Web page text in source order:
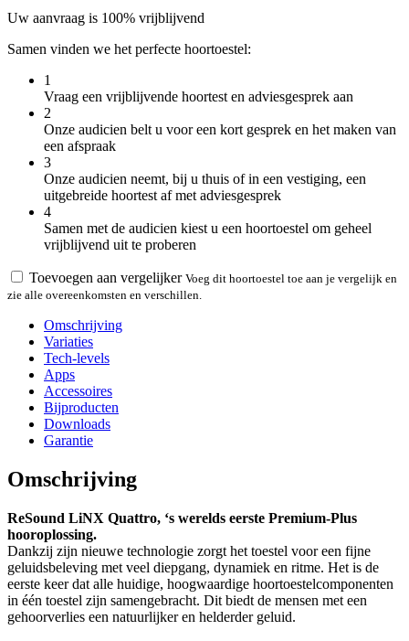
Uw aanvraag is 100% vrijblijvend
Samen vinden we het perfecte hoortoestel:
1
Vraag een vrijblijvende hoortest en adviesgesprek aan
2
Onze audicien belt u voor een kort gesprek en het maken van
een afspraak
3
Onze audicien neemt, bij u thuis of in een vestiging, een
uitgebreide hoortest af met adviesgesprek
4
Samen met de audicien kiest u een hoortoestel om geheel
vrijblijvend uit te proberen
Toevoegen aan vergelijker Voeg dit hoortoestel toe aan je vergelijk en
zie alle overeenkomsten en verschillen.
Omschrijving
Variaties
Tech-levels
Apps
Accessoires
Bijproducten
Downloads
Garantie
Omschrijving
ReSound LiNX Quattro, ‘s werelds eerste Premium-Plus
hooroplossing.
Dankzij zijn nieuwe technologie zorgt het toestel voor een fijne
geluidsbeleving met veel diepgang, dynamiek en ritme. Het is de
eerste keer dat alle huidige, hoogwaardige hoortoestelcomponenten
in één toestel zijn samengebracht. Dit biedt de mensen met een
gehoorverlies een natuurlijker en helderder geluid.